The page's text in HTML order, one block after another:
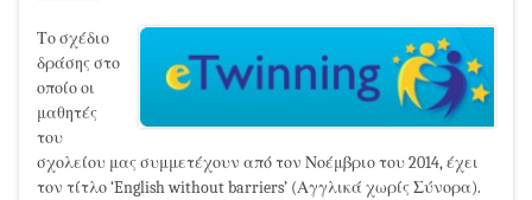
Το σχέδιο
δράσης στο
οποίο οι
μαθητές
του
σχολείου μας συμμετέχουν από τον Νοέμβριο του 2014, έχει
τον τίτλο ‘English without barriers’ (Αγγλικά χωρίς Σύνορα).